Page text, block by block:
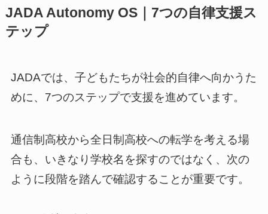
JADA Autonomy OS｜7つの自律支援ス
テップ
JADAでは、子どもたちが社会的自律へ向かうた
めに、7つのステップで支援を進めています。
通信制高校から全日制高校への転学を考える場
合も、いきなり学校名を探すのではなく、次の
ように段階を踏んで確認することが重要です。